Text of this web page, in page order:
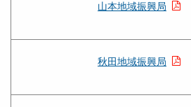
山本地域振興局
秋田地域振興局